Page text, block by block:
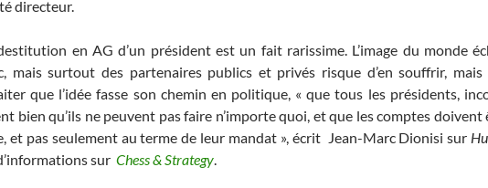
directeur.
en AG d’un président est un fait rarissime. L’image du monde
mais surtout des partenaires publics et privés risque d’en souffrir, mais
que l’idée fasse son chemin en politique, « que tous les présidents,
bien qu’ils ne peuvent pas faire n’importe quoi, et que les comptes
et pas seulement au terme de leur mandat », écrit Jean-Marc Dionisi sur
sur Chess & Strategy